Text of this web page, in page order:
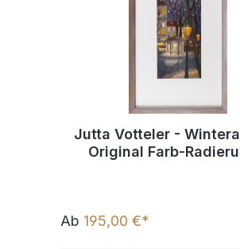
Jutta Votteler -
Original Farb-
Ab 195,00 €*